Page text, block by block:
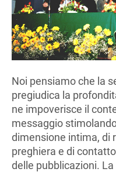
Noi pensiamo che la
pregiudica la
ne impoverisce il
messaggio
dimensione intima, di
preghiera e di
delle pubblicazioni.